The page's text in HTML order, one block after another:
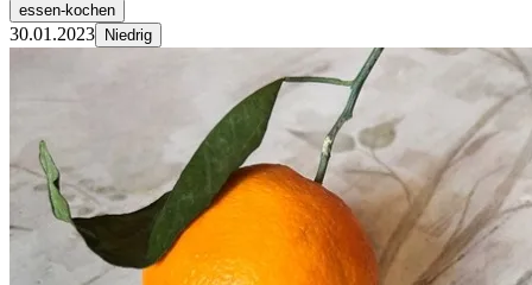
essen-kochen
30.01.2023 Niedrig